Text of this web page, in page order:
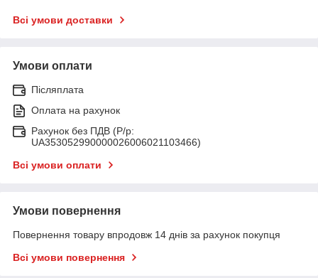
Всі умови доставки
Умови оплати
Післяплата
Оплата на рахунок
Рахунок без ПДВ (Р/р:
UA353052990000026006021103466)
Всі умови оплати
Умови повернення
Повернення товару впродовж 14 днів за рахунок покупця
Всі умови повернення